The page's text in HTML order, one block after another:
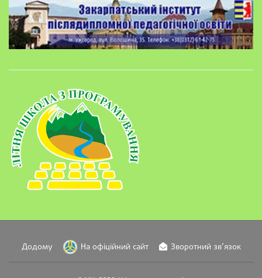
Додому На офіційний сайт Зворотний зв’язок